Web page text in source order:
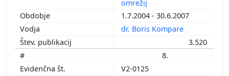
omrežij
1.7.2004 - 30.6.2007
dr. Boris Kompare
3.520
8.
V2-0125